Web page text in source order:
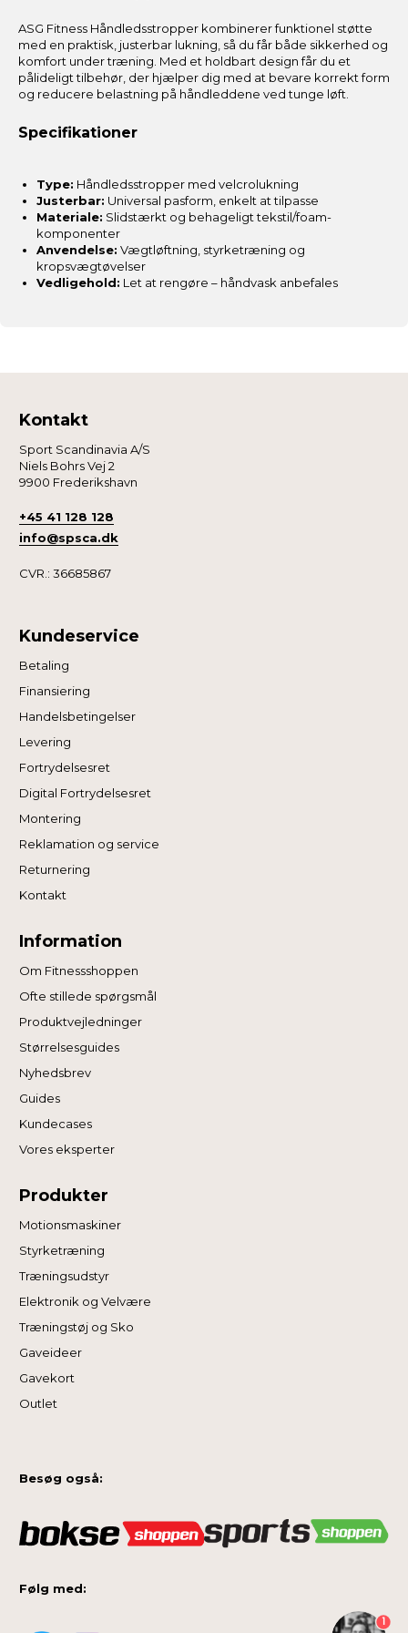
ASG Fitness Håndledsstropper kombinerer funktionel støtte
med en praktisk, justerbar lukning, så du får både sikkerhed og
komfort under træning. Med et holdbart design får du et
pålideligt tilbehør, der hjælper dig med at bevare korrekt form
og reducere belastning på håndleddene ved tunge løft.
Specifikationer
Type: Håndledsstropper med velcrolukning
Justerbar: Universal pasform, enkelt at tilpasse
Materiale: Slidstærkt og behageligt tekstil/foam-
komponenter
Anvendelse: Vægtløftning, styrketræning og
kropsvægtøvelser
Vedligehold: Let at rengøre – håndvask anbefales
Kontakt
Sport Scandinavia A/S
Niels Bohrs Vej 2
9900 Frederikshavn
+45 41 128 128
info@spsca.dk
CVR.: 36685867
Kundeservice
Betaling
Finansiering
Handelsbetingelser
Levering
Fortrydelsesret
Digital Fortrydelsesret
Montering
Reklamation og service
Returnering
Kontakt
Information
Om Fitnessshoppen
Ofte stillede spørgsmål
Produktvejledninger
Størrelsesguides
Nyhedsbrev
Guides
Kundecases
Vores eksperter
Produkter
Motionsmaskiner
Styrketræning
Træningsudstyr
Elektronik og Velvære
Træningstøj og Sko
Gaveideer
Gavekort
Outlet
Besøg også:
Følg med:
1